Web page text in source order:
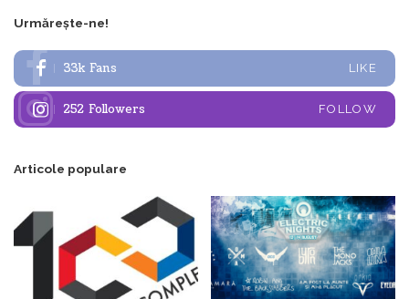
Urmărește-ne!
33k Fans LIKE
252 Followers FOLLOW
Articole populare